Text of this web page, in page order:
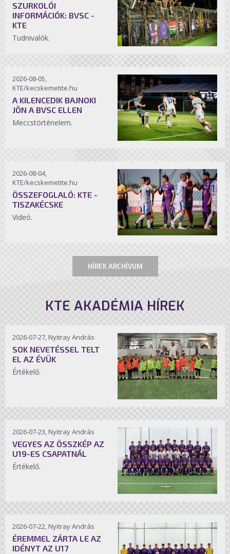
SZURKOLÓI
INFORMÁCIÓK: BVSC -
KTE
Tudnivalók.
2026-08-05,
KTE/kecskemetite.hu
A KILENCEDIK BAJNOKI
JÖN A BVSC ELLEN
Meccstörténelem.
2026-08-04,
KTE/kecskemetite.hu
ÖSSZEFOGLALÓ: KTE -
TISZAKÉCSKE
Videó.
HÍREK ARCHÍVUM
KTE AKADÉMIA HÍREK
2026-07-27, Nyitray András
SOK NEVETÉSSEL TELT
EL AZ ÉVÜK
Értékelő.
2026-07-23, Nyitray András
VEGYES AZ ÖSSZKÉP AZ
U19-ES CSAPATNÁL
Értékelő.
2026-07-22, Nyitray András
ÉREMMEL ZÁRTA LE AZ
IDÉNYT AZ U17